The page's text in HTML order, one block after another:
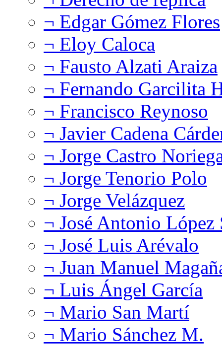
¬ Edgar Gómez Flores
¬ Eloy Caloca
¬ Fausto Alzati Araiza
¬ Fernando Garcilita
¬ Francisco Reynoso
¬ Javier Cadena
¬ Jorge Castro
¬ Jorge Tenorio Polo
¬ Jorge Velázquez
¬ José Antonio López
¬ José Luis Arévalo
¬ Juan Manuel
¬ Luis Ángel García
¬ Mario San Martí
¬ Mario Sánchez M.